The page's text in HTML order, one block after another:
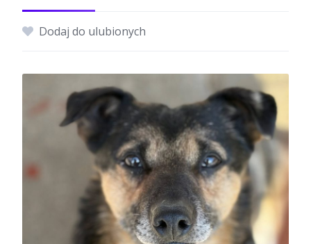
Dodaj do ulubionych